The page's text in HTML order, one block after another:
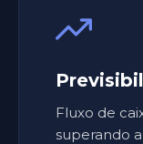
Fluxo de
superando